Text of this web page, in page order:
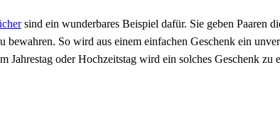
sind ein wunderbares Beispiel dafür. Sie geben Paaren
So wird aus einem einfachen Geschenk ein
oder Hochzeitstag wird ein solches Geschenk